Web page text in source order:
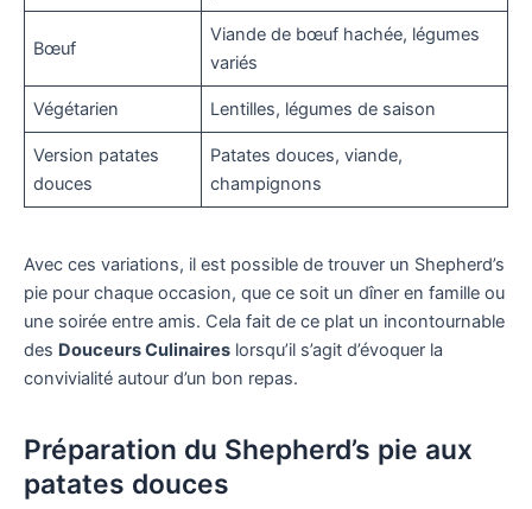
Bœuf
Viande de bœuf hachée, légumes
variés
Végétarien Lentilles, légumes de saison
Version patates
douces
Patates douces, viande,
champignons
Avec ces variations, il est possible de trouver un Shepherd’s
pie pour chaque occasion, que ce soit un dîner en famille ou
une soirée entre amis. Cela fait de ce plat un incontournable
des Douceurs Culinaires lorsqu’il s’agit d’évoquer la
convivialité autour d’un bon repas.
Préparation du Shepherd’s pie aux
patates douces